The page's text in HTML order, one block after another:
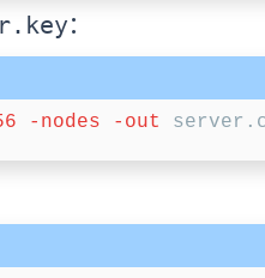
：
-nodes -out